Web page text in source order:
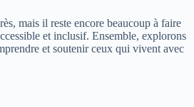
mais il reste encore beaucoup à faire
et inclusif. Ensemble, explorons
et soutenir ceux qui vivent avec